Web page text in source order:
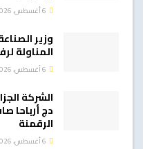
وزير
المناولة
الرقمنة